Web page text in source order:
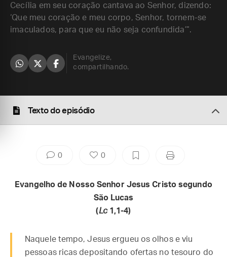
Cecília em seu coração cantava ao Senhor, dizendo:
‘Que meu coração e meu corpo, Senhor, tornem-se
imaculados, para que eu não seja confundida’”.
Evangelize,
compartilhando.
Texto do episódio
0 0
Evangelho de Nosso Senhor Jesus Cristo segundo
São Lucas
(Lc1,1-4)
Naquele tempo, Jesus ergueu os olhos e viu
pessoas ricas depositando ofertas no tesouro do